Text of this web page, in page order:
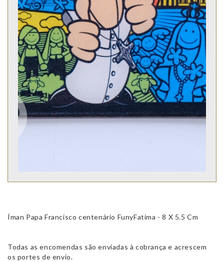
Íman Papa Francisco centenário FunyFatima - 8 X 5.5 Cm
Todas as encomendas são enviadas à cobrança e acrescem
os portes de envio.